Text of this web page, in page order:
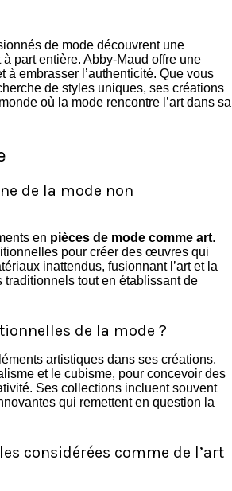
de mode découvrent une
part entière. Abby-Maud offre une
à embrasser l’authenticité. Que vous
de styles uniques, ses créations
où la mode rencontre l’art dans sa
de la mode non
en pièces de mode comme art.
pour créer des œuvres qui
inattendus, fusionnant l’art et la
tout en établissant de
de la mode ?
artistiques dans ses créations.
et le cubisme, pour concevoir des
Ses collections incluent souvent
qui remettent en question la
considérées comme de l’art